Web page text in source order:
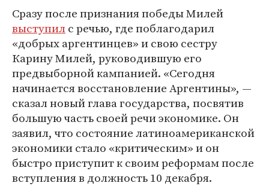
Сразу после признания победы Милей
выступилс речью, где поблагодарил
«добрых аргентинцев» и свою сестру
Карину Милей, руководившую его
предвыборной кампанией. «Сегодня
начинается восстановление Аргентины», —
сказал новый глава государства, посвятив
большую часть своей речи экономике. Он
заявил, что состояние латиноамериканской
экономики стало «критическим» и он
быстро приступит к своим реформам после
вступления в должность 10 декабря.